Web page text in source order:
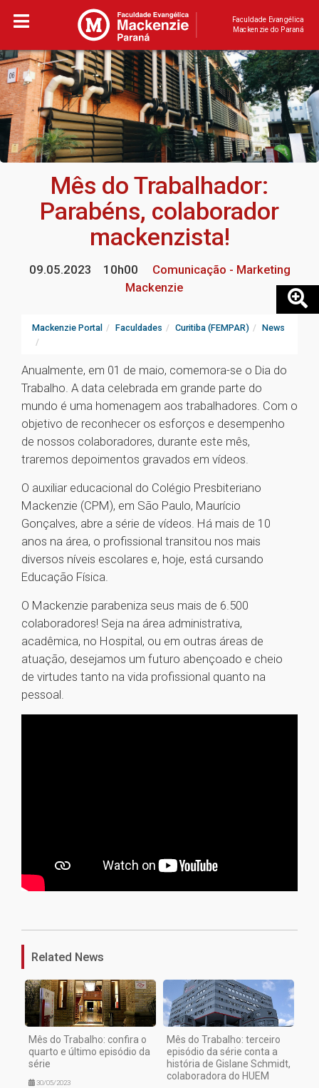
Faculdade Evangélica
Mackenzie do Paraná
Mês do Trabalhador:
Parabéns, colaborador
mackenzista!
09.05.2023 10h00
Comunicação - Marketing
Mackenzie
Mackenzie Portal Faculdades Curitiba (FEMPAR) News
Anualmente, em 01 de maio, comemora-se o Dia do
Trabalho. A data celebrada em grande parte do
mundo é uma homenagem aos trabalhadores. Com o
objetivo de reconhecer os esforços e desempenho
de nossos colaboradores, durante este mês,
traremos depoimentos gravados em vídeos.
O auxiliar educacional do Colégio Presbiteriano
Mackenzie (CPM), em São Paulo, Maurício
Gonçalves, abre a série de vídeos. Há mais de 10
anos na área, o profissional transitou nos mais
diversos níveis escolares e, hoje, está cursando
Educação Física.
O Mackenzie parabeniza seus mais de 6.500
colaboradores! Seja na área administrativa,
acadêmica, no Hospital, ou em outras áreas de
atuação, desejamos um futuro abençoado e cheio
de virtudes tanto na vida profissional quanto na
pessoal.
Related News
Mês do Trabalho: confira o
quarto e último episódio da
série
30/05/2023
Mês do Trabalho: terceiro
episódio da série conta a
história de Gislane Schmidt,
colaboradora do HUEM